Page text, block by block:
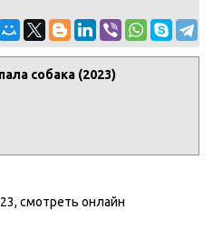
собака (2023)
, смотреть онлайн